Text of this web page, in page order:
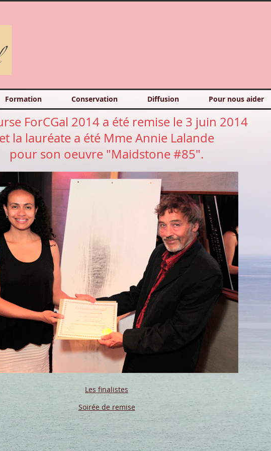
Formation Conservation Diffusion Pour nous aider
ForCGal 2014 a été remise le 3 juin 2014
et la lauréate a été Mme Annie Lalande
pour son oeuvre "Maidstone #85".
Les finalistes
Soirée de remise